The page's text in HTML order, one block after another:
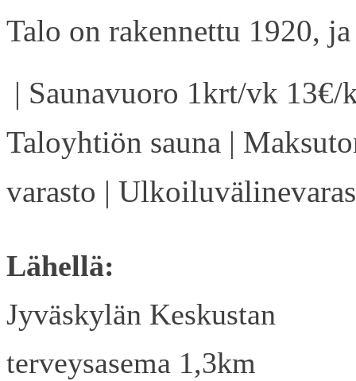
Talo on rakennettu 1920,
| Saunavuoro 1krt/vk
Taloyhtiön sauna |
varasto |
Lähellä:
Jyväskylän Keskustan
terveysasema 1,3km